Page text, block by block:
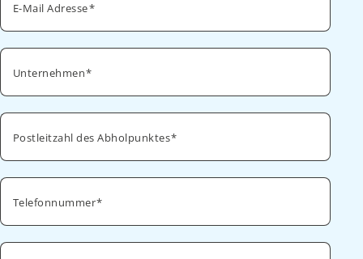
E-Mail Adresse
Unternehmen
Postleitzahl des Abholpunktes
Telefonnummer